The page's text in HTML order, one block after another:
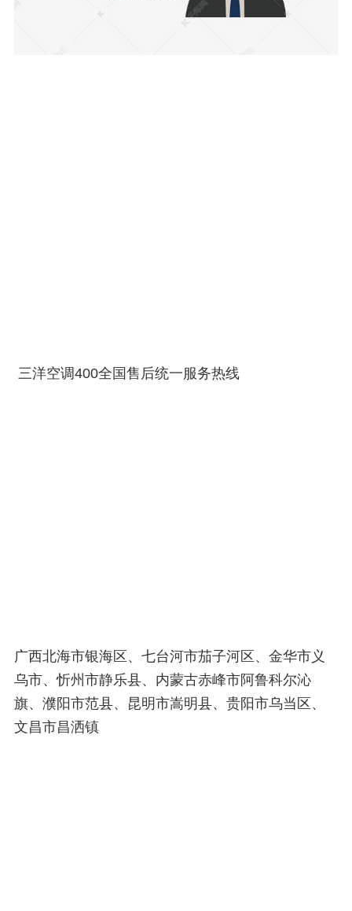
三洋空调400全国售后统一服务热线
广西北海市银海区、七台河市茄子河区、金华市义
乌市、忻州市静乐县、内蒙古赤峰市阿鲁科尔沁
旗、濮阳市范县、昆明市嵩明县、贵阳市乌当区、
文昌市昌洒镇